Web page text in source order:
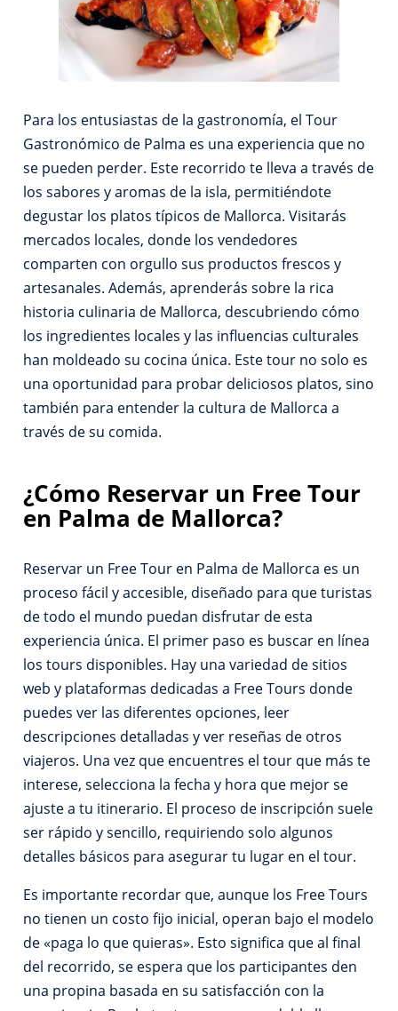
Para los entusiastas de la gastronomía, el Tour
Gastronómico de Palma es una experiencia que no
se pueden perder. Este recorrido te lleva a través de
los sabores y aromas de la isla, permitiéndote
degustar los platos típicos de Mallorca. Visitarás
mercados locales, donde los vendedores
comparten con orgullo sus productos frescos y
artesanales. Además, aprenderás sobre la rica
historia culinaria de Mallorca, descubriendo cómo
los ingredientes locales y las influencias culturales
han moldeado su cocina única. Este tour no solo es
una oportunidad para probar deliciosos platos, sino
también para entender la cultura de Mallorca a
través de su comida.
¿Cómo Reservar un Free Tour
en Palma de Mallorca?
Reservar un Free Tour en Palma de Mallorca es un
proceso fácil y accesible, diseñado para que turistas
de todo el mundo puedan disfrutar de esta
experiencia única. El primer paso es buscar en línea
los tours disponibles. Hay una variedad de sitios
web y plataformas dedicadas a Free Tours donde
puedes ver las diferentes opciones, leer
descripciones detalladas y ver reseñas de otros
viajeros. Una vez que encuentres el tour que más te
interese, selecciona la fecha y hora que mejor se
ajuste a tu itinerario. El proceso de inscripción suele
ser rápido y sencillo, requiriendo solo algunos
detalles básicos para asegurar tu lugar en el tour.
Es importante recordar que, aunque los Free Tours
no tienen un costo fijo inicial, operan bajo el modelo
de «paga lo que quieras». Esto significa que al final
del recorrido, se espera que los participantes den
una propina basada en su satisfacción con la